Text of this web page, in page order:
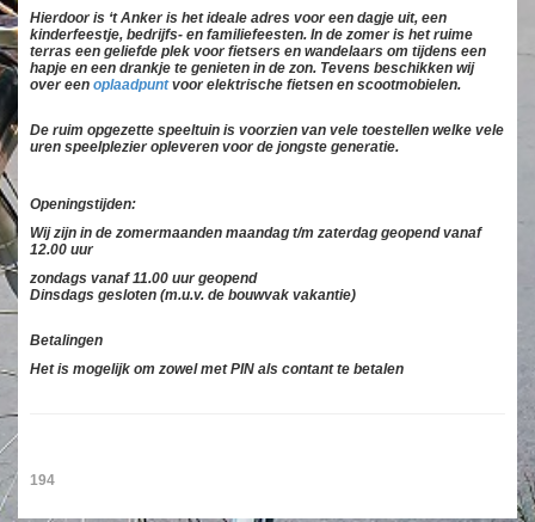
Hierdoor is ‘t Anker is het ideale adres voor een dagje uit, een
kinderfeestje, bedrijfs- en familiefeesten. In de zomer is het ruime
terras een geliefde plek voor fietsers en wandelaars om tijdens een
hapje en een drankje te genieten in de zon. Tevens beschikken wij
over een oplaadpuntvoor elektrische fietsen en scootmobielen.
De ruim opgezette speeltuin is voorzien van vele toestellen welke vele
uren speelplezier opleveren voor de jongste generatie.
Openingstijden:
Wij zijn in de zomermaanden maandag t/m zaterdag geopend vanaf
12.00 uur
zondags vanaf 11.00 uur geopend
Dinsdags gesloten (m.u.v. de bouwvak vakantie)
Betalingen
Het is mogelijk om zowel met PIN als contant te betalen
194